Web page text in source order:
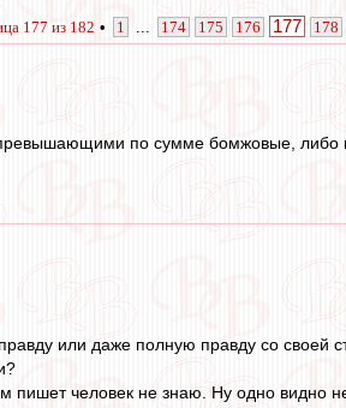
177 из 182 • 1 174 175 176 177 178
превышающими по сумме бомжовые,
или даже полную правду со своей
пишет человек не знаю. Ну одно видно